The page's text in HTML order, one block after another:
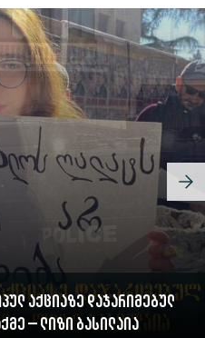
აქციაზე დაჯარიმებულ
– ლიზი ბასილაია